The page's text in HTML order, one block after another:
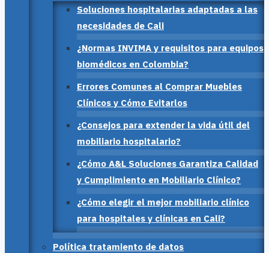
Soluciones hospitalarias adaptadas a las
necesidades de Cali
¿Normas INVIMA y requisitos para equipos
biomédicos en Colombia?
Errores Comunes al Comprar Muebles
Clínicos y Cómo Evitarlos
¿Consejos para extender la vida útil del
mobiliario hospitalario?
¿Cómo A&L Soluciones Garantiza Calidad
y Cumplimiento en Mobiliario Clínico?
¿Cómo elegir el mejor mobiliario clínico
para hospitales y clínicas en Cali?
Política tratamiento de datos